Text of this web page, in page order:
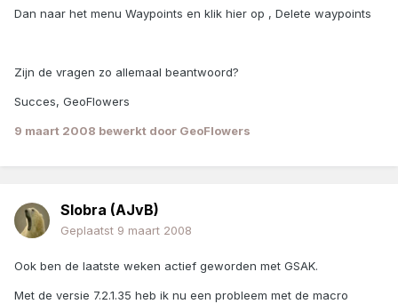
Dan naar het menu Waypoints en klik hier op , Delete waypoints
Zijn de vragen zo allemaal beantwoord?
Succes, GeoFlowers
9 maart 2008 bewerkt door GeoFlowers
Slobra (AJvB)
Geplaatst 9 maart 2008
Ook ben de laatste weken actief geworden met GSAK.
Met de versie 7.2.1.35 heb ik nu een probleem met de macro